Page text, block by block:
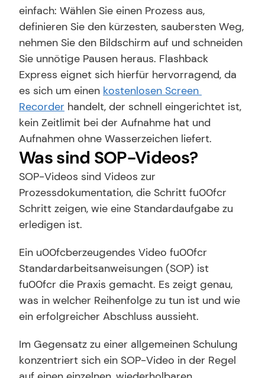
einfach: Wählen Sie einen Prozess aus,
definieren Sie den kürzesten, saubersten Weg,
nehmen Sie den Bildschirm auf und schneiden
Sie unnötige Pausen heraus. Flashback
Express eignet sich hierfür hervorragend, da
es sich um einen kostenlosen Screen
Recorder handelt, der schnell eingerichtet ist,
kein Zeitlimit bei der Aufnahme hat und
Aufnahmen ohne Wasserzeichen liefert.
Was sind SOP-Videos?
SOP-Videos sind Videos zur
Prozessdokumentation, die Schritt fu00fcr
Schritt zeigen, wie eine Standardaufgabe zu
erledigen ist.
Ein u00fcberzeugendes Video fu00fcr
Standardarbeitsanweisungen (SOP) ist
fu00fcr die Praxis gemacht. Es zeigt genau,
was in welcher Reihenfolge zu tun ist und wie
ein erfolgreicher Abschluss aussieht.
Im Gegensatz zu einer allgemeinen Schulung
konzentriert sich ein SOP-Video in der Regel